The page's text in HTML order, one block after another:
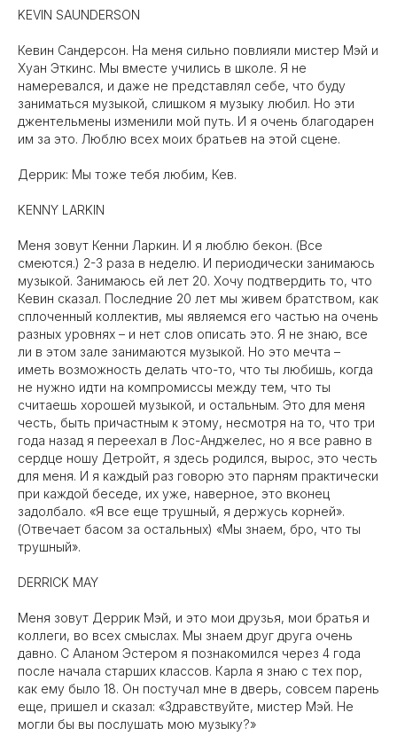
KEVIN SAUNDERSON
Кевин Сандерсон. На меня сильно повлияли мистер Мэй и
Хуан Эткинс. Мы вместе учились в школе. Я не
намеревался, и даже не представлял себе, что буду
заниматься музыкой, слишком я музыку любил. Но эти
джентельмены изменили мой путь. И я очень благодарен
им за это. Люблю всех моих братьев на этой сцене.
Деррик: Мы тоже тебя любим, Кев.
KENNY LARKIN
Меня зовут Кенни Ларкин. И я люблю бекон. (Все
смеются.) 2-3 раза в неделю. И периодически занимаюсь
музыкой. Занимаюсь ей лет 20. Хочу подтвердить то, что
Кевин сказал. Последние 20 лет мы живем братством, как
сплоченный коллектив, мы являемся его частью на очень
разных уровнях – и нет слов описать это. Я не знаю, все
ли в этом зале занимаются музыкой. Но это мечта –
иметь возможность делать что-то, что ты любишь, когда
не нужно идти на компромиссы между тем, что ты
считаешь хорошей музыкой, и остальным. Это для меня
честь, быть причастным к этому, несмотря на то, что три
года назад я переехал в Лос-Анджелес, но я все равно в
сердце ношу Детройт, я здесь родился, вырос, это честь
для меня. И я каждый раз говорю это парням практически
при каждой беседе, их уже, наверное, это вконец
задолбало. «Я все еще трушный, я держусь корней».
(Отвечает басом за остальных) «Мы знаем, бро, что ты
трушный».
DERRICK MAY
Меня зовут Деррик Мэй, и это мои друзья, мои братья и
коллеги, во всех смыслах. Мы знаем друг друга очень
давно. С Аланом Эстером я познакомился через 4 года
после начала старших классов. Карла я знаю с тех пор,
как ему было 18. Он постучал мне в дверь, совсем парень
еще, пришел и сказал: «Здравствуйте, мистер Мэй. Не
могли бы вы послушать мою музыку?»